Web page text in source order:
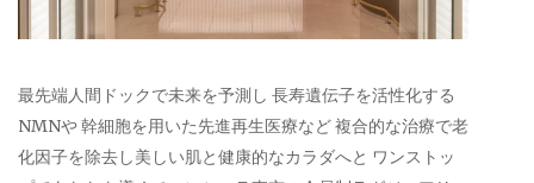
最先端人間ドックで未来を予測し 長寿遺伝子を活性化する
NMNや 幹細胞を用いた先進再生医療など 複合的な治療で老
化因子を除去し美しい肌と健康的なカラダへと ワンストッ